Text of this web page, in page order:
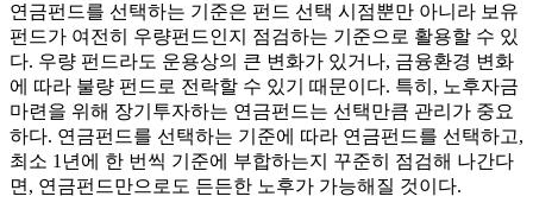
연금펀드를 선택하는 기준은 펀드 선택 시점뿐만 아니라 보유
펀드가 여전히 우량펀드인지 점검하는 기준으로 활용할 수 있
다. 우량 펀드라도 운용상의 큰 변화가 있거나, 금융환경 변화
에 따라 불량 펀드로 전락할 수 있기 때문이다. 특히, 노후자금
마련을 위해 장기투자하는 연금펀드는 선택만큼 관리가 중요
하다. 연금펀드를 선택하는 기준에 따라 연금펀드를 선택하고,
최소 1년에 한 번씩 기준에 부합하는지 꾸준히 점검해 나간다
면, 연금펀드만으로도 든든한 노후가 가능해질 것이다.